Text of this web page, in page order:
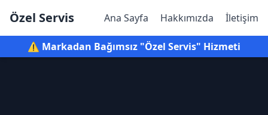
Özel Servis Ana Sayfa Hakkımızda İletişim
⚠️ Markadan Bağımsız "Özel Servis" Hizmeti